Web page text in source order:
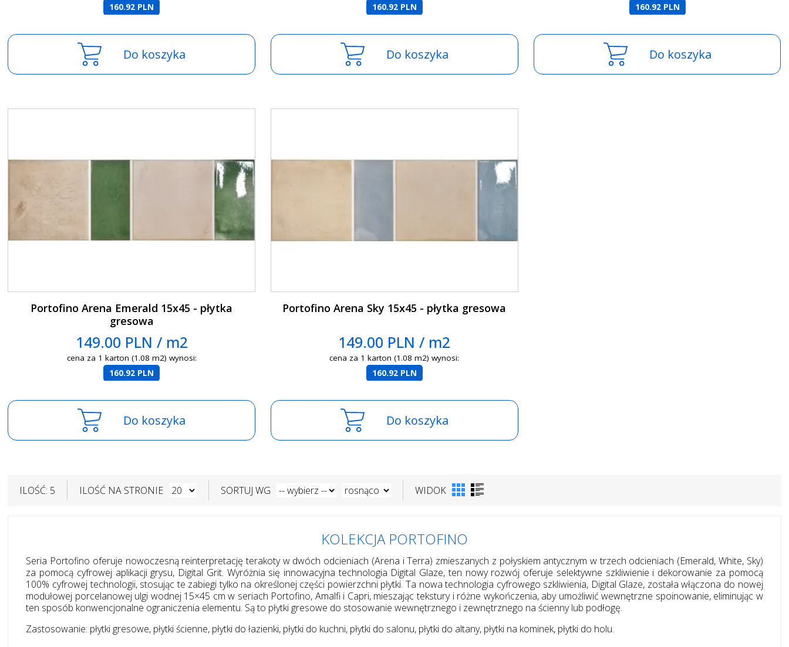
160.92 PLN
Do koszyka
160.92 PLN
Do koszyka
160.92 PLN
Do koszyka
Portofino Arena Emerald 15x45 - płytka
gresowa
149.00 PLN / m2
cena za 1 karton (1.08 m2) wynosi:
160.92 PLN
Do koszyka
Portofino Arena Sky 15x45 - płytka gresowa
149.00 PLN / m2
cena za 1 karton (1.08 m2) wynosi:
160.92 PLN
Do koszyka
ILOŚĆ: 5 ILOŚĆ NA STRONIE SORTUJ WG WIDOK
KOLEKCJA PORTOFINO
Seria Portofino oferuje nowoczesną reinterpretację terakoty w dwóch odcieniach (Arena i Terra) zmieszanych z połyskiem antycznym w trzech odcieniach (Emerald, White, Sky)
za pomocą cyfrowej aplikacji grysu, Digital Grit. Wyróżnia się innowacyjna technologia Digital Glaze, ten nowy rozwój oferuje selektywne szkliwienie i dekorowanie za pomocą
100% cyfrowej technologii, stosując te zabiegi tylko na określonej części powierzchni płytki. Ta nowa technologia cyfrowego szkliwienia, Digital Glaze, została włączona do nowej
modułowej porcelanowej ulgi wodnej 15×45 cm w seriach Portofino, Amalfi i Capri, mieszając tekstury i różne wykończenia, aby umożliwić wewnętrzne spoinowanie, eliminując w
ten sposób konwencjonalne ograniczenia elementu. Są to płytki gresowe do stosowanie wewnętrznego i zewnętrznego na ścienny lub podłogę.
Zastosowanie: płytki gresowe, płytki ścienne, płytki do łazienki, płytki do kuchni, płytki do salonu, płytki do altany, płytki na kominek, płytki do holu.